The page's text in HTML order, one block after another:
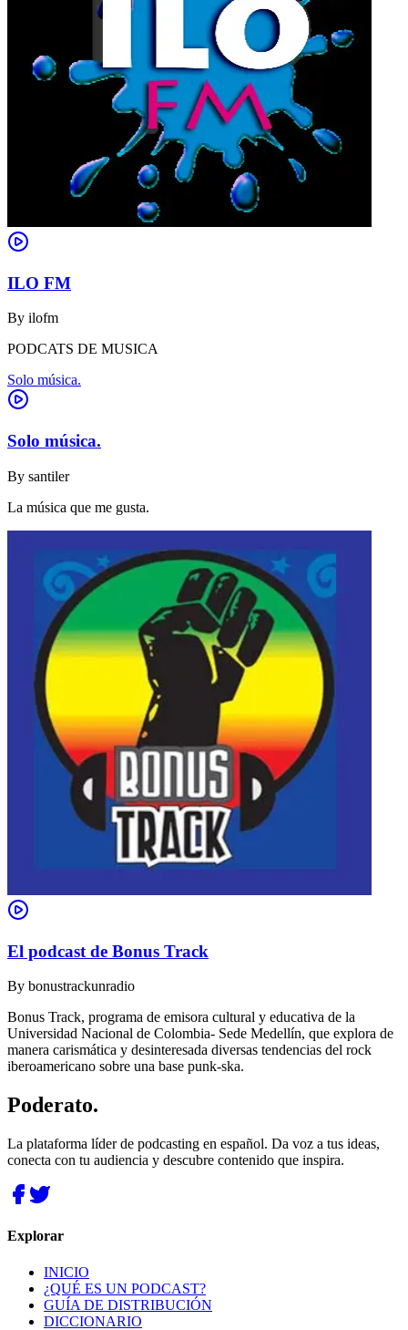
ILO FM
By ilofm
PODCATS DE MUSICA
Solo música.
Solo música.
By santiler
La música que me gusta.
El podcast de Bonus Track
By bonustrackunradio
Bonus Track, programa de emisora cultural y educativa de la
Universidad Nacional de Colombia- Sede Medellín, que explora de
manera carismática y desinteresada diversas tendencias del rock
iberoamericano sobre una base punk-ska.
Poderato.
La plataforma líder de podcasting en español. Da voz a tus ideas,
conecta con tu audiencia y descubre contenido que inspira.
Explorar
INICIO
¿QUÉ ES UN PODCAST?
GUÍA DE DISTRIBUCIÓN
DICCIONARIO